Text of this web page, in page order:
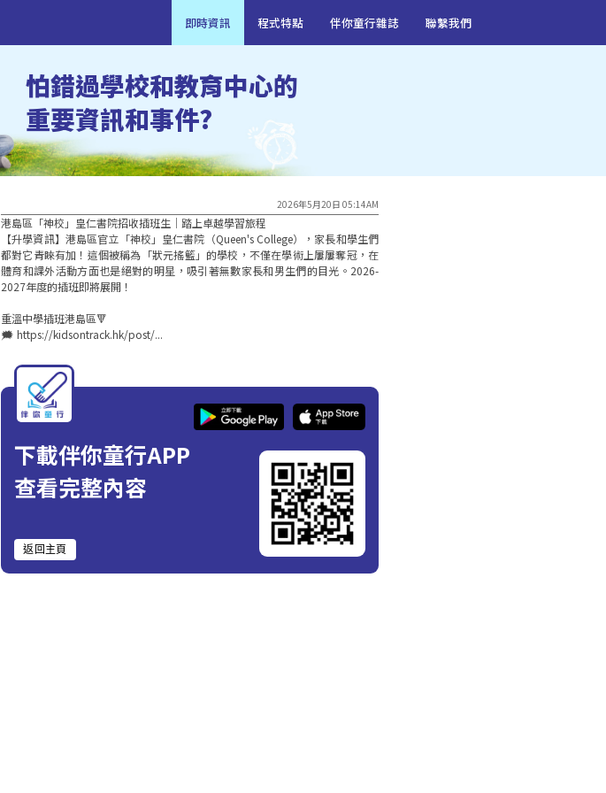
即時資訊 程式特點 伴你童行雜誌 聯繫我們
怕錯過學校和教育中心的
重要資訊和事件?
2026年5月20日 05:14AM
港島區「神校」皇仁書院招收插班生｜踏上卓越學習旅程
【升學資訊】港島區官立「神校」皇仁書院（Queen's College），家長和學生們
都對它青睞有加！這個被稱為「狀元搖籃」的學校，不僅在學術上屢屢奪冠，在
體育和課外活動方面也是絕對的明星，吸引著無數家長和男生們的目光。2026-
2027年度的插班即將展開！
重溫中學插班港島區🔻
🗯️ https://kidsontrack.hk/post/...
下載伴你童行APP
查看完整內容
返回主頁